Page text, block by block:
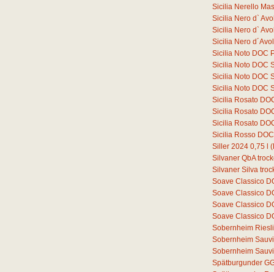
Sicilia Nerello
Sicilia Nero d`
Sicilia Nero d`
Sicilia Nero
Sicilia Noto DOC
Sicilia Noto DOC
Sicilia Noto DOC
Sicilia Noto DOC
Sicilia Rosato
Sicilia Rosato
Sicilia Rosato
Sicilia Rosso
Siller 2024 0,75
Silvaner QbA
Silvaner Silva
Soave Classico
Soave Classico
Soave Classico
Soave Classico
Sobernheim
Sobernheim
Sobernheim
Spätburgunder